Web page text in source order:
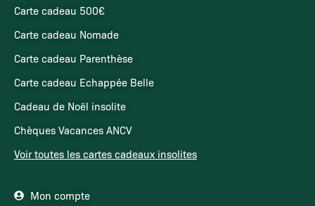
Carte cadeau 500€
Carte cadeau Nomade
Carte cadeau Parenthèse
Carte cadeau Echappée Belle
Cadeau de Noël insolite
Chèques Vacances ANCV
Voir toutes les cartes cadeaux insolites
Mon compte